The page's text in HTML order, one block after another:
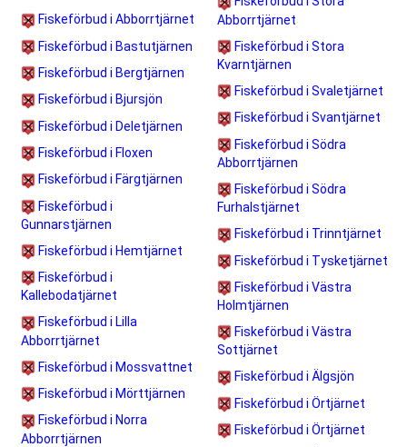
Fiskeförbud i Abborrtjärnet
Fiskeförbud i Bastutjärnen
Fiskeförbud i Bergtjärnen
Fiskeförbud i Bjursjön
Fiskeförbud i Deletjärnen
Fiskeförbud i Floxen
Fiskeförbud i Färgtjärnen
Fiskeförbud i
Gunnarstjärnen
Fiskeförbud i Hemtjärnet
Fiskeförbud i
Kallebodatjärnet
Fiskeförbud i Lilla
Abborrtjärnet
Fiskeförbud i Mossvattnet
Fiskeförbud i Mörttjärnen
Fiskeförbud i Norra
Abborrtjärnen
Abborrtjärnet
Fiskeförbud i Stora
Kvarntjärnen
Fiskeförbud i Svaletjärnet
Fiskeförbud i Svantjärnet
Fiskeförbud i Södra
Abborrtjärnen
Fiskeförbud i Södra
Furhalstjärnet
Fiskeförbud i Trinntjärnet
Fiskeförbud i Tysketjärnet
Fiskeförbud i Västra
Holmtjärnen
Fiskeförbud i Västra
Sottjärnet
Fiskeförbud i Älgsjön
Fiskeförbud i Örtjärnet
Fiskeförbud i Örtjärnet